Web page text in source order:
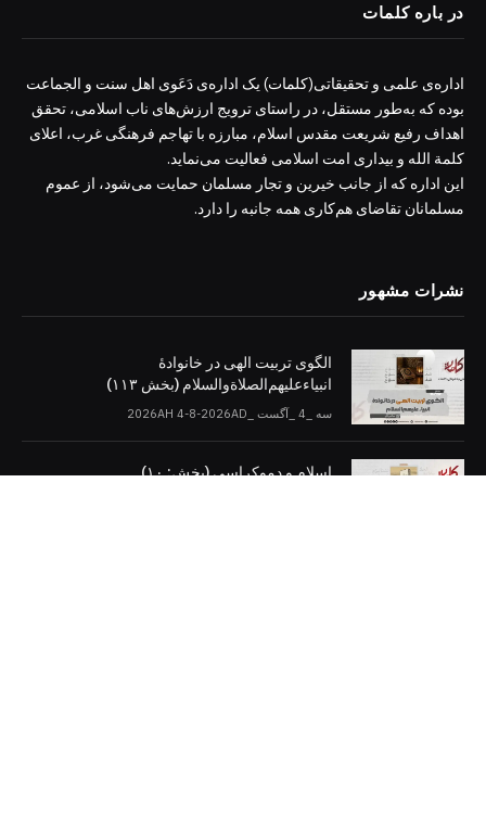
در باره کلمات
اداره‌ی علمی و تحقیقاتی(کلمات) یک اداره‌ی دَعَوی اهل سنت و الجماعت
بوده که به‌طور مستقل، در راستای ترویج ارزش‌های ناب اسلامی، تحقق
اهداف رفیع شریعت مقدس اسلام، مبارزه با تهاجم فرهنگی غرب، اعلای
کلمة الله و بیداری امت اسلامی فعالیت می‌نماید.
این اداره که از جانب خیرین و تجار مسلمان حمایت می‌شود، از عموم
مسلمانان تقاضای هم‌کاری همه جانبه را دارد.
نشرات مشهور
الگوی تربیت الهی در خانوادۀ
انبیاءعلیهم‌الصلاةو‌السلام (بخش ۱۱۳)
سه _4 _آگست _2026AH 4-8-2026AD
اسلام و دموکراسی (بخش: ۱۰)